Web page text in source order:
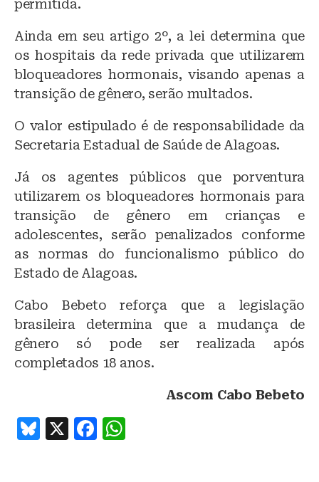
permitida.
Ainda em seu artigo 2º, a lei determina que
os hospitais da rede privada que utilizarem
bloqueadores hormonais, visando apenas a
transição de gênero, serão multados.
O valor estipulado é de responsabilidade da
Secretaria Estadual de Saúde de Alagoas.
Já os agentes públicos que porventura
utilizarem os bloqueadores hormonais para
transição de gênero em crianças e
adolescentes, serão penalizados conforme
as normas do funcionalismo público do
Estado de Alagoas.
Cabo Bebeto reforça que a legislação
brasileira determina que a mudança de
gênero só pode ser realizada após
completados 18 anos.
Ascom Cabo Bebeto
B
X
F